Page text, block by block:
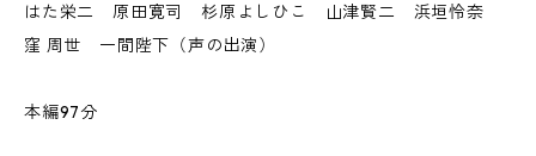
はた栄二 原田寛司 杉原よしひこ 山津賢二 浜垣怜奈
窪 周世 一間陛下（声の出演）
本編97分